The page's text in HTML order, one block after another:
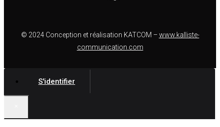
© 2024 Conception et réalisation KATCOM – www.kalliste-
communication.com
S'identifier